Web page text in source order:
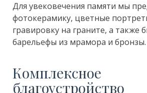
Для увековечения памяти мы
фотокерамику, цветные
гравировку на граните, а также
барельефы из мрамора и бронзы.
Комплексное
благоустройство